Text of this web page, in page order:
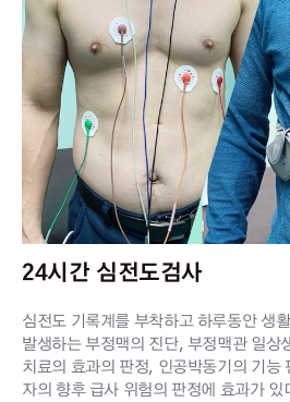
24시간 심전도검사
심전도 기록계를 부착하고 하루동안 생
발생하는 부정맥의 진단, 부정맥관 일상
치료의 효과의 판정, 인공박동기의 기능
자의 향후 급사 위험의 판정에 효과가 있